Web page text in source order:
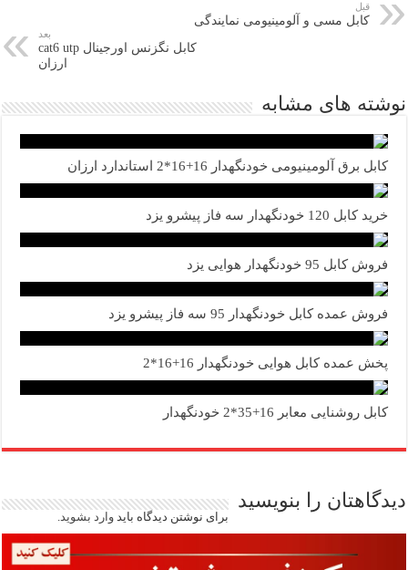
قبل
کابل مسی و آلومینیومی نمایندگی
بعد
کابل نگزنس اورجینال cat6 utp
ارزان
نوشته های مشابه
کابل برق آلومینیومی خودنگهدار 16+16*2 استاندارد ارزان
خرید کابل 120 خودنگهدار سه فاز پیشرو یزد
فروش کابل 95 خودنگهدار هوایی یزد
فروش عمده کابل خودنگهدار 95 سه فاز پیشرو یزد
پخش عمده کابل هوایی خودنگهدار 16+16*2
کابل روشنایی معابر 16+35*2 خودنگهدار
دیدگاهتان را بنویسید
برای نوشتن دیدگاه بایدوارد بشوید.